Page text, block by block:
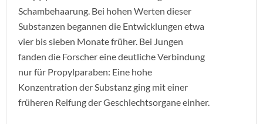
Schambehaarung. Bei hohen Werten dieser
Substanzen begannen die Entwicklungen etwa
vier bis sieben Monate früher. Bei Jungen
fanden die Forscher eine deutliche Verbindung
nur für Propylparaben: Eine hohe
Konzentration der Substanz ging mit einer
früheren Reifung der Geschlechtsorgane einher.